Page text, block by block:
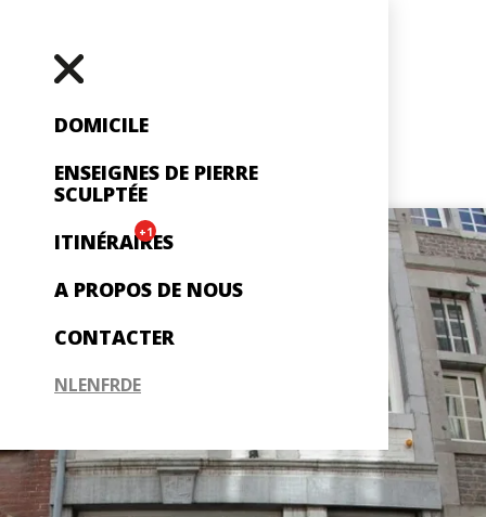
DOMICILE
ENSEIGNES DE PIERRE
SCULPTÉE
ITINÉRAIRES
+1
A PROPOS DE NOUS
CONTACTER
NLENFRDE